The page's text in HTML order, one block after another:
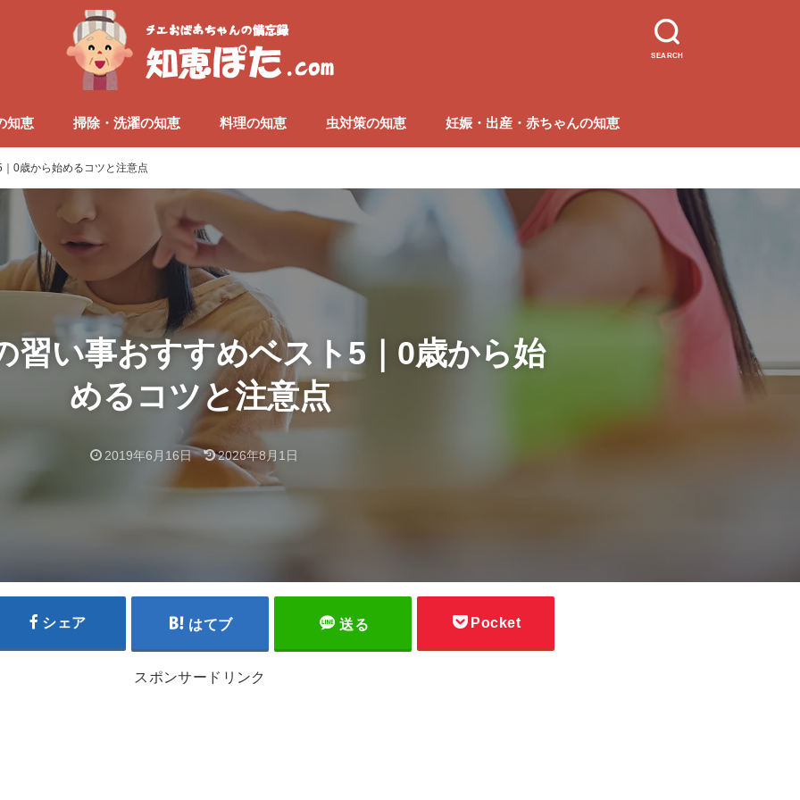
SEARCH
知恵 掃除・洗濯の知恵 料理の知恵 虫対策の知恵 妊娠・出産・赤ちゃんの知恵
0歳から始めるコツと注意点
習い事おすすめベスト5｜0歳から始
めるコツと注意点
2019年6月16日 2026年8月1日
シェア はてブ 送る Pocket
スポンサードリンク